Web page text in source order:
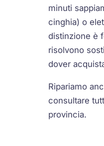
minuti
cinghia) o
distinzione è
risolvono
dover
Ripariamo
consultare
provincia.